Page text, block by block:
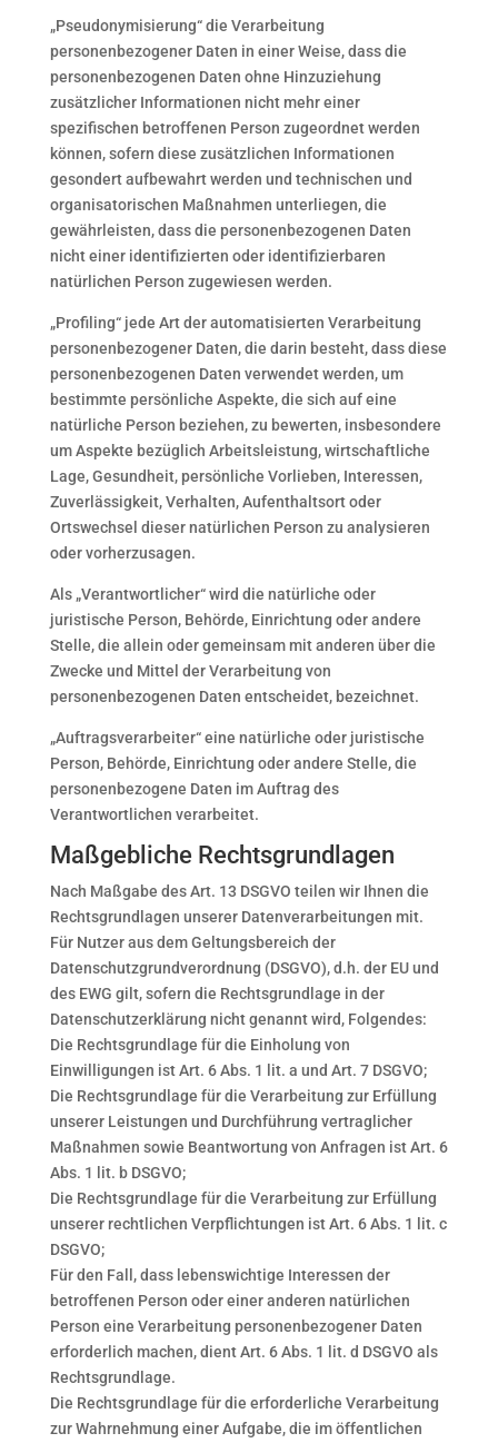
„Pseudonymisierung“ die Verarbeitung
personenbezogener Daten in einer Weise, dass die
personenbezogenen Daten ohne Hinzuziehung
zusätzlicher Informationen nicht mehr einer
spezifischen betroffenen Person zugeordnet werden
können, sofern diese zusätzlichen Informationen
gesondert aufbewahrt werden und technischen und
organisatorischen Maßnahmen unterliegen, die
gewährleisten, dass die personenbezogenen Daten
nicht einer identifizierten oder identifizierbaren
natürlichen Person zugewiesen werden.
„Profiling“ jede Art der automatisierten Verarbeitung
personenbezogener Daten, die darin besteht, dass diese
personenbezogenen Daten verwendet werden, um
bestimmte persönliche Aspekte, die sich auf eine
natürliche Person beziehen, zu bewerten, insbesondere
um Aspekte bezüglich Arbeitsleistung, wirtschaftliche
Lage, Gesundheit, persönliche Vorlieben, Interessen,
Zuverlässigkeit, Verhalten, Aufenthaltsort oder
Ortswechsel dieser natürlichen Person zu analysieren
oder vorherzusagen.
Als „Verantwortlicher“ wird die natürliche oder
juristische Person, Behörde, Einrichtung oder andere
Stelle, die allein oder gemeinsam mit anderen über die
Zwecke und Mittel der Verarbeitung von
personenbezogenen Daten entscheidet, bezeichnet.
„Auftragsverarbeiter“ eine natürliche oder juristische
Person, Behörde, Einrichtung oder andere Stelle, die
personenbezogene Daten im Auftrag des
Verantwortlichen verarbeitet.
Maßgebliche Rechtsgrundlagen
Nach Maßgabe des Art. 13 DSGVO teilen wir Ihnen die
Rechtsgrundlagen unserer Datenverarbeitungen mit.
Für Nutzer aus dem Geltungsbereich der
Datenschutzgrundverordnung (DSGVO), d.h. der EU und
des EWG gilt, sofern die Rechtsgrundlage in der
Datenschutzerklärung nicht genannt wird, Folgendes:
Die Rechtsgrundlage für die Einholung von
Einwilligungen ist Art. 6 Abs. 1 lit. a und Art. 7 DSGVO;
Die Rechtsgrundlage für die Verarbeitung zur Erfüllung
unserer Leistungen und Durchführung vertraglicher
Maßnahmen sowie Beantwortung von Anfragen ist Art. 6
Abs. 1 lit. b DSGVO;
Die Rechtsgrundlage für die Verarbeitung zur Erfüllung
unserer rechtlichen Verpflichtungen ist Art. 6 Abs. 1 lit. c
DSGVO;
Für den Fall, dass lebenswichtige Interessen der
betroffenen Person oder einer anderen natürlichen
Person eine Verarbeitung personenbezogener Daten
erforderlich machen, dient Art. 6 Abs. 1 lit. d DSGVO als
Rechtsgrundlage.
Die Rechtsgrundlage für die erforderliche Verarbeitung
zur Wahrnehmung einer Aufgabe, die im öffentlichen